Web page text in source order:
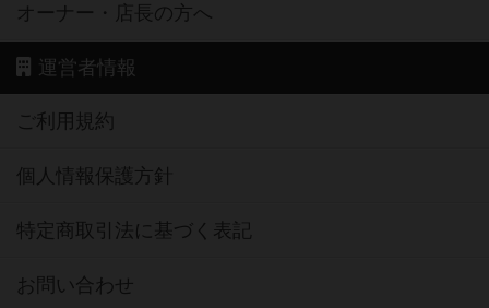
オーナー・店長の方へ
運営者情報
ご利用規約
個人情報保護方針
特定商取引法に基づく表記
お問い合わせ